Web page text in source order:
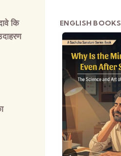
कि
ENGLISH BOOKS